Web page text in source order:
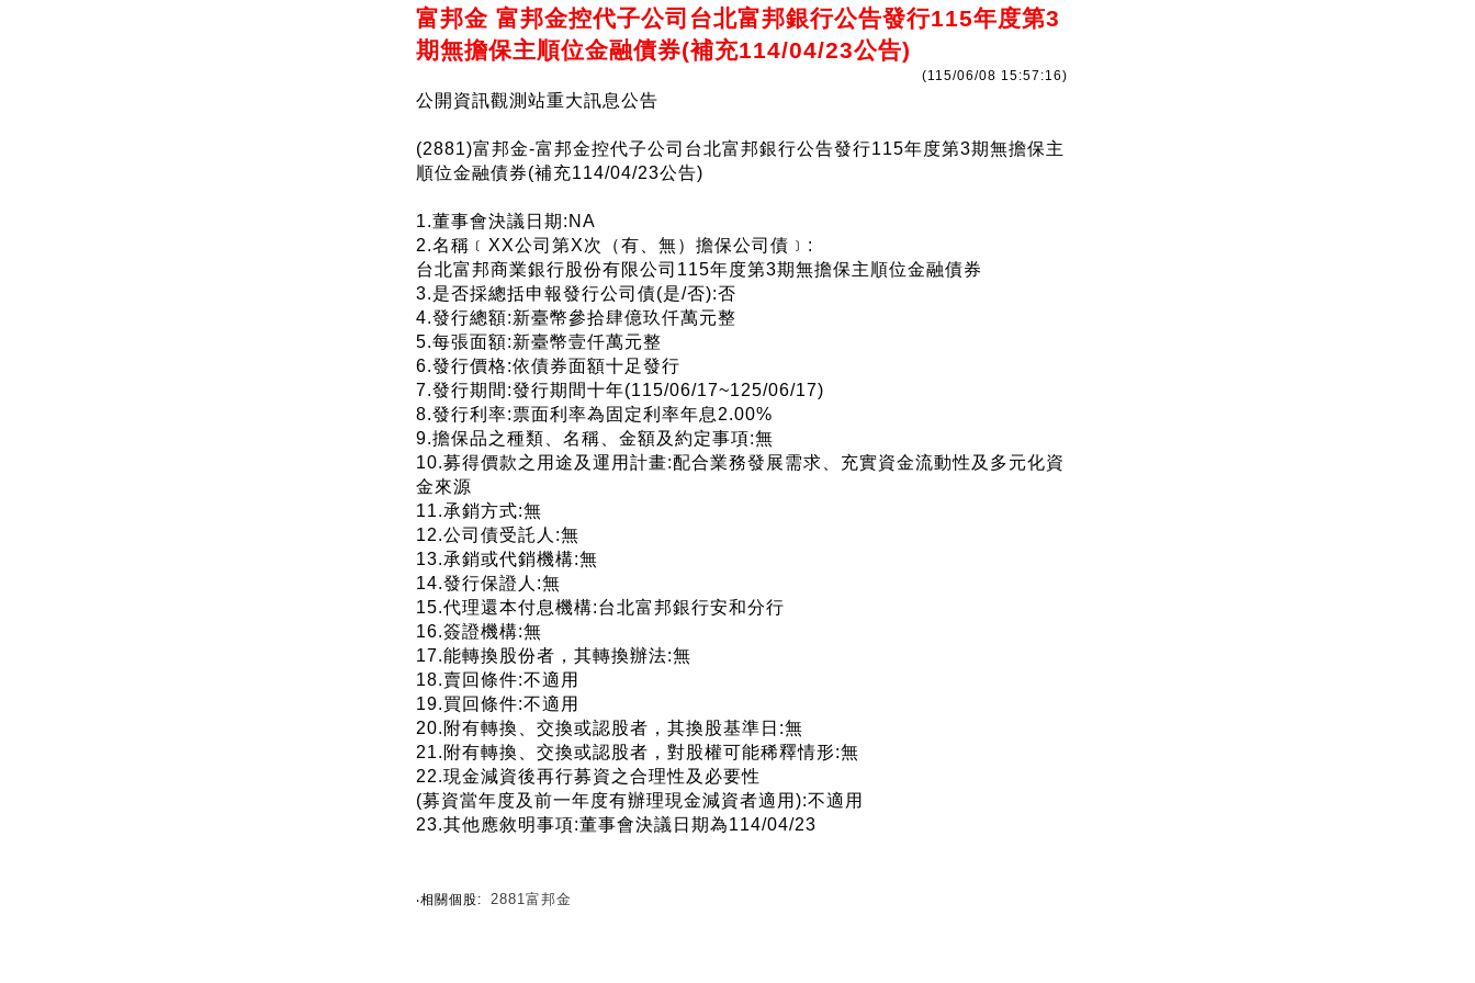
富邦金 富邦金控代子公司台北富邦銀行公告發行115年度第3
期無擔保主順位金融債券(補充114/04/23公告)
(115/06/08 15:57:16)
公開資訊觀測站重大訊息公告
(2881)富邦金-富邦金控代子公司台北富邦銀行公告發行115年度第3期無擔保主
順位金融債券(補充114/04/23公告)
1.董事會決議日期:NA
2.名稱﹝XX公司第X次（有、無）擔保公司債﹞:
台北富邦商業銀行股份有限公司115年度第3期無擔保主順位金融債券
3.是否採總括申報發行公司債(是/否):否
4.發行總額:新臺幣參拾肆億玖仟萬元整
5.每張面額:新臺幣壹仟萬元整
6.發行價格:依債券面額十足發行
7.發行期間:發行期間十年(115/06/17~125/06/17)
8.發行利率:票面利率為固定利率年息2.00%
9.擔保品之種類、名稱、金額及約定事項:無
10.募得價款之用途及運用計畫:配合業務發展需求、充實資金流動性及多元化資
金來源
11.承銷方式:無
12.公司債受託人:無
13.承銷或代銷機構:無
14.發行保證人:無
15.代理還本付息機構:台北富邦銀行安和分行
16.簽證機構:無
17.能轉換股份者，其轉換辦法:無
18.賣回條件:不適用
19.買回條件:不適用
20.附有轉換、交換或認股者，其換股基準日:無
21.附有轉換、交換或認股者，對股權可能稀釋情形:無
22.現金減資後再行募資之合理性及必要性
(募資當年度及前一年度有辦理現金減資者適用):不適用
23.其他應敘明事項:董事會決議日期為114/04/23
‧相關個股: 2881富邦金